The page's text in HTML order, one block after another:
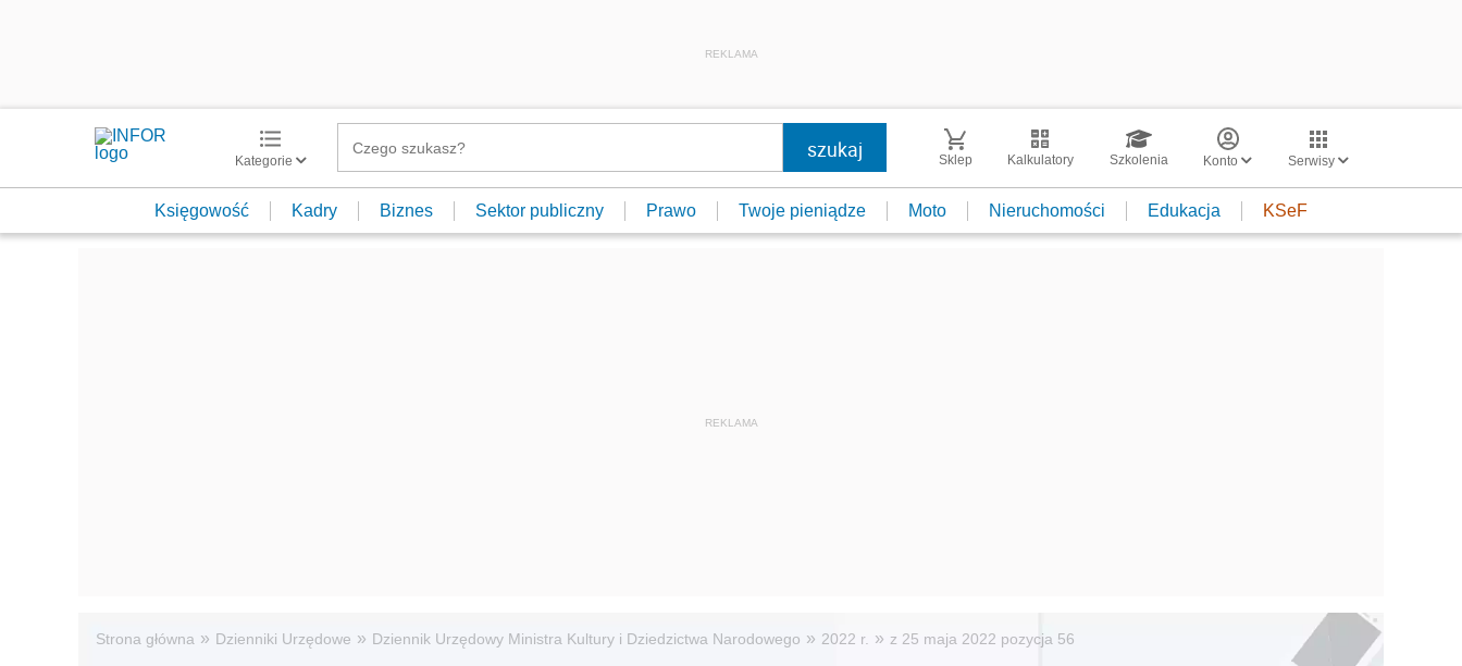
REKLAMA
Kategorie Sklep Kalkulatory Szkolenia Konto Serwisy
Księgowość Kadry Biznes Sektor publiczny Prawo Twoje pieniądze Moto Nieruchomości Edukacja KSeF
Strona główna » Dzienniki Urzędowe » Dziennik Urzędowy Ministra Kultury i Dziedzictwa Narodowego » 2022 r. » z 25 maja 2022 pozycja 56